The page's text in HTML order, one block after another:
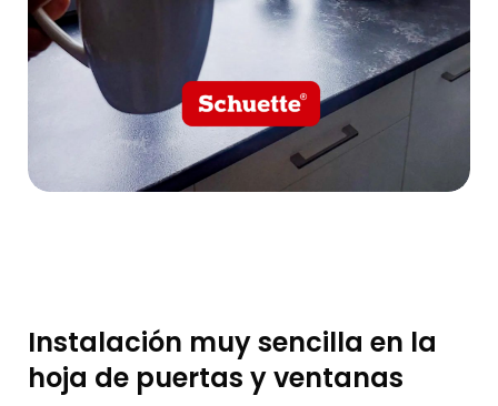
Instalación muy sencilla en la
hoja de puertas y ventanas